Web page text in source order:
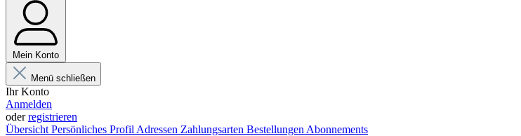
Mein Konto
Menü schließen
Ihr Konto
Anmelden
oderregistrieren
Übersicht Persönliches Profil Adressen Zahlungsarten Bestellungen Abonnements